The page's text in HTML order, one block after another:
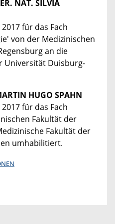
NAT. SILVIA
für das Fach
von der Medizinischen
an die
Universität Duisburg-
HUGO SPAHN
für das Fach
Fakultät der
Fakultät der
umhabilitiert.